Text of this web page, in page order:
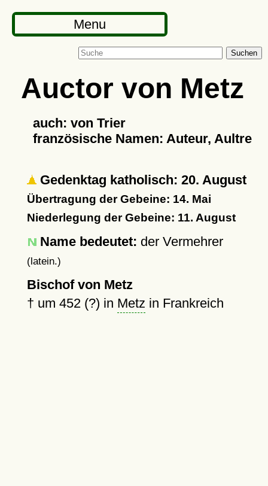
Menu
Suchen
Auctor von Metz
auch: von Trier
französische Namen: Auteur, Aultre
Gedenktag katholisch: 20. August
Übertragung der Gebeine: 14. Mai
Niederlegung der Gebeine: 11. August
Name bedeutet: der Vermehrer
(latein.)
Bischof von Metz
† um 452 (?) in Metz in Frankreich